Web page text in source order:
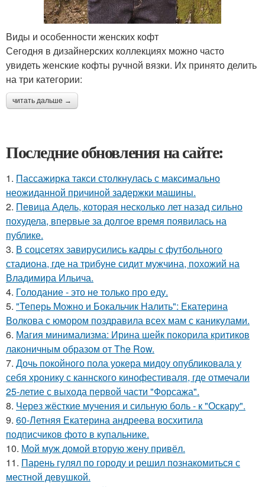
Виды и особенности женских кофт
Сегодня в дизайнерских коллекциях можно часто
увидеть женские кофты ручной вязки. Их принято делить
на три категории:
читать дальше →
Последние обновления на сайте:
1. Пассажирка такси столкнулась с максимально
неожиданной причиной задержки машины.
2. Певица Адель, которая несколько лет назад сильно
похудела, впервые за долгое время появилась на
публике.
3. В соцсетях завирусились кадры с футбольного
стадиона, где на трибуне сидит мужчина, похожий на
Владимира Ильича.
4. Голодание - это не только про еду.
5. "Теперь Можно и Бокальчик Налить": Екатерина
Волкова с юмором поздравила всех мам с каникулами.
6. Магия минимализма: Ирина шейк покорила критиков
лаконичным образом от The Row.
7. Дочь покойного пола уокера мидоу опубликовала у
себя хронику с каннского кинофестиваля, где отмечали
25-летие с выхода первой части "Форсажа".
8. Через жёсткие мучения и сильную боль - к "Оскару".
9. 60-Летняя Екатерина андреева восхитила
подписчиков фото в купальнике.
10. Мой муж домой вторую жену привёл.
11. Парень гулял по городу и решил познакомиться с
местной девушкой.